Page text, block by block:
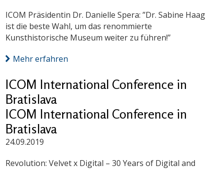
ICOM Präsidentin Dr. Danielle Spera: ”Dr. Sabine Haag
ist die beste Wahl, um das renommierte
Kunsthistorische Museum weiter zu führen!”
Mehr erfahren
ICOM International Conference in
Bratislava
ICOM International Conference in
Bratislava
24.09.2019
Revolution: Velvet x Digital – 30 Years of Digital and